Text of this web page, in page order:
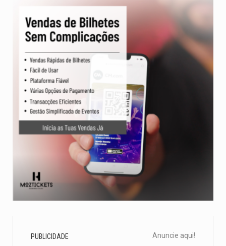
PUBLICIDADE Anuncie aqui!